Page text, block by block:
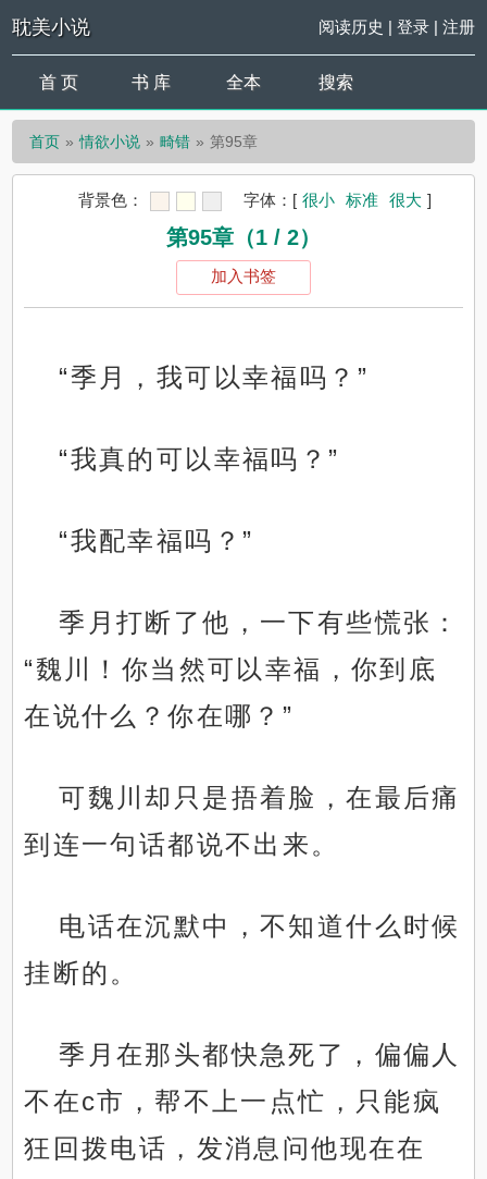
耽美小说 阅读历史 | 登录| 注册
首 页 书 库 全本 搜索
首页 情欲小说 畸错 第95章
背景色： 字体： [ 很小 标准 很大 ]
第95章（1 / 2）
加入书签
“季月，我可以幸福吗？”
“我真的可以幸福吗？”
“我配幸福吗？”
季月打断了他，一下有些慌张：
“魏川！你当然可以幸福，你到底
在说什么？你在哪？”
可魏川却只是捂着脸，在最后痛
到连一句话都说不出来。
电话在沉默中，不知道什么时候
挂断的。
季月在那头都快急死了，偏偏人
不在c市，帮不上一点忙，只能疯
狂回拨电话，发消息问他现在在